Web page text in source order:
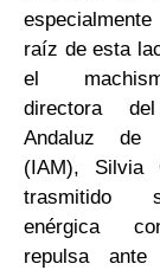
raíz de esta
el
directora
Andaluz
(IAM), Silvia
trasmitido
enérgica
repulsa